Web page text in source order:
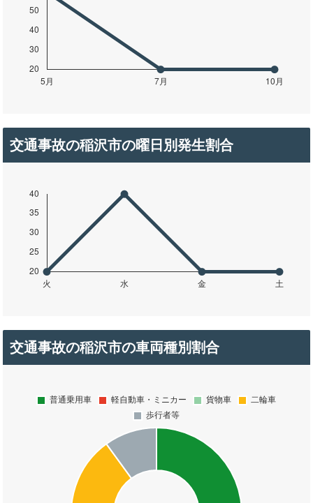
交通事故の稲沢市の曜日別発生割合
交通事故の稲沢市の車両種別割合